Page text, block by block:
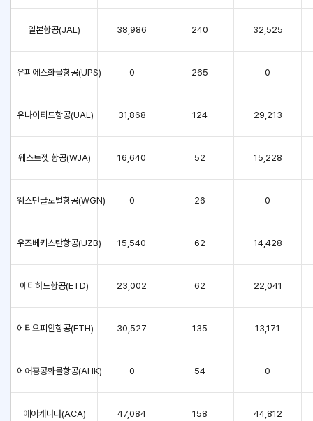
일본항공(JAL) 38,986 240 32,525
유피에스화물항공(UPS) 0 265 0
유나이티드항공(UAL) 31,868 124 29,213
웨스트젯 항공(WJA) 16,640 52 15,228
웨스턴글로벌항공(WGN) 0 26 0
우즈베키스탄항공(UZB) 15,540 62 14,428
에티하드항공(ETD) 23,002 62 22,041
에티오피안항공(ETH) 30,527 135 13,171
에어홍콩화물항공(AHK) 0 54 0
에어캐나다(ACA) 47,084 158 44,812